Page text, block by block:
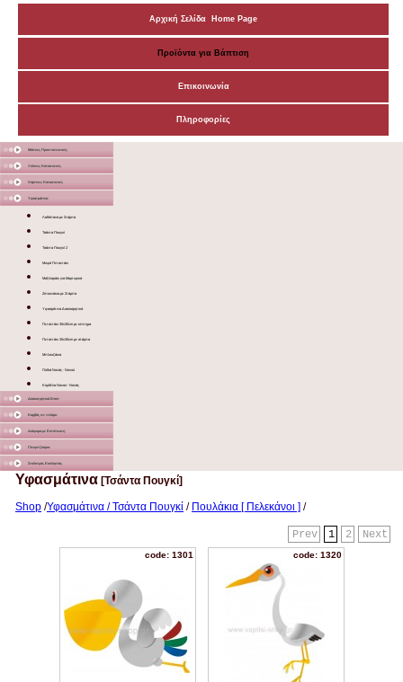
Αρχική Σελίδα Home Page
Προϊόντα για Βάπτιση
Επικοινωνία
Πληροφορίες
Μάσκες Προστατευτικές
Ξύλινες Κατασκευές
Χάρτινες Κατασκευές
Υφασμάτινα
Λαδόπανα με Στάμπα
Τσάντα Πουγκί
Τσάντα Πουγκί 2
Μικρό Πετσετάκι
Μαξιλαράκι για Μαρτυρικά
Ζιπουνάκια με Στάμπα
Υφασμάτινα Διακοσμητικά
Πετσετάκι 30x30cm με κέντημα
Πετσετάκι 30x30cm με στάμπα
Μπλουζάκια
Ποδιά Νονάς - Νονού
Κορδέλα Νονού - Νονάς
Διακοσμητικά Σταντ
Καμβάς σε τελάρο
Διάφορα με Εκτύπωση
Γλειφιτζούρια
Στολισμός Εκκλησίας
Υφασμάτινα [Τσάντα Πουγκί]
Shop /Υφασμάτινα / Τσάντα Πουγκί / Πουλάκια [ Πελεκάνοι ] /
Next
2
1
Prev
code: 1301 code: 1320